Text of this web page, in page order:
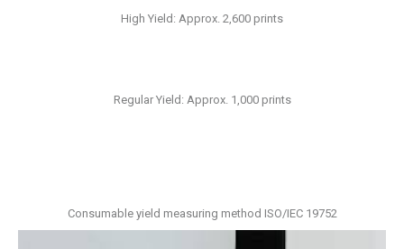
High Yield: Approx. 2,600 prints
Regular Yield: Approx. 1,000 prints
Consumable yield measuring method ISO/IEC 19752